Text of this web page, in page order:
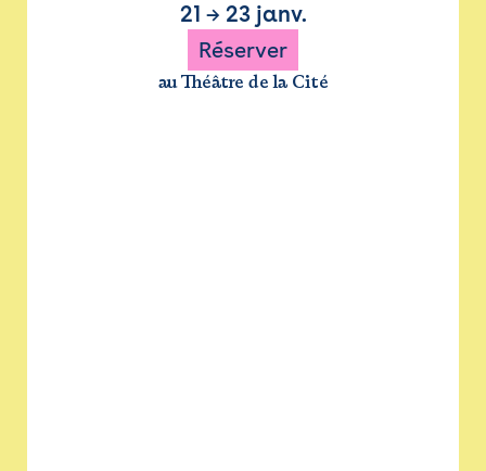
21 → 23 janv.
Réserver
au Théâtre de la Cité